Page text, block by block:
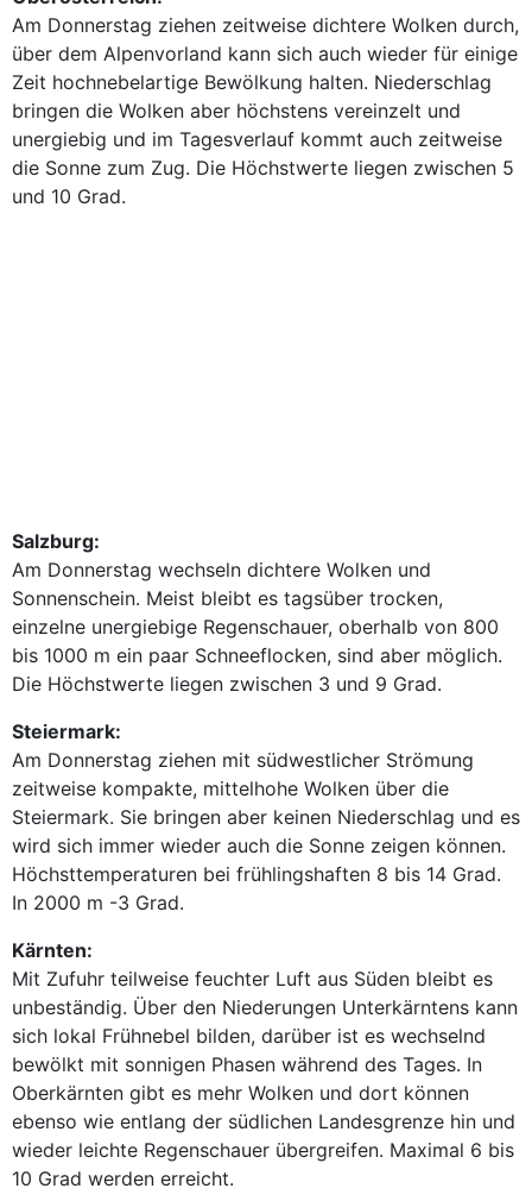
Am Donnerstag ziehen zeitweise dichtere Wolken durch,
über dem Alpenvorland kann sich auch wieder für einige
Zeit hochnebelartige Bewölkung halten. Niederschlag
bringen die Wolken aber höchstens vereinzelt und
unergiebig und im Tagesverlauf kommt auch zeitweise
die Sonne zum Zug. Die Höchstwerte liegen zwischen 5
und 10 Grad.
Salzburg:
Am Donnerstag wechseln dichtere Wolken und
Sonnenschein. Meist bleibt es tagsüber trocken,
einzelne unergiebige Regenschauer, oberhalb von 800
bis 1000 m ein paar Schneeflocken, sind aber möglich.
Die Höchstwerte liegen zwischen 3 und 9 Grad.
Steiermark:
Am Donnerstag ziehen mit südwestlicher Strömung
zeitweise kompakte, mittelhohe Wolken über die
Steiermark. Sie bringen aber keinen Niederschlag und es
wird sich immer wieder auch die Sonne zeigen können.
Höchsttemperaturen bei frühlingshaften 8 bis 14 Grad.
In 2000 m -3 Grad.
Kärnten:
Mit Zufuhr teilweise feuchter Luft aus Süden bleibt es
unbeständig. Über den Niederungen Unterkärntens kann
sich lokal Frühnebel bilden, darüber ist es wechselnd
bewölkt mit sonnigen Phasen während des Tages. In
Oberkärnten gibt es mehr Wolken und dort können
ebenso wie entlang der südlichen Landesgrenze hin und
wieder leichte Regenschauer übergreifen. Maximal 6 bis
10 Grad werden erreicht.